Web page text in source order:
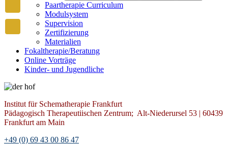
Paartherapie Curriculum
Modulsystem
Supervision
Zertifizierung
Materialien
Fokaltherapie/Beratung
Online Vorträge
Kinder- und Jugendliche
Institut für Schematherapie Frankfurt
Pädagogisch Therapeutiischen Zentrum; Alt-Niederursel 53 | 60439
Frankfurt am Main
+49 (0) 69 43 00 86 47